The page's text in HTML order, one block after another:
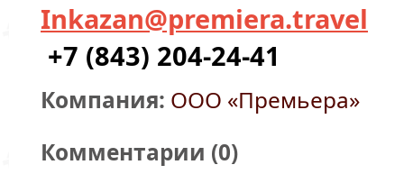
Inkazan@premiera.travel
+7 (843) 204-24-41
Компания: ООО «Премьера»
Комментарии (0)